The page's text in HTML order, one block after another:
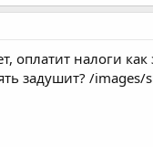
оплатит налоги как
задушит? /images/